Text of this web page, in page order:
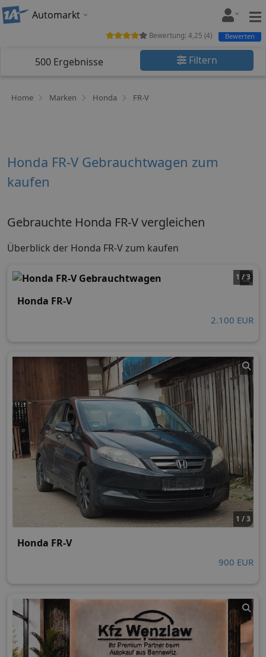
Automarkt
500 Ergebnisse Filtern
Home Marken Honda FR-V
Bewertung: 4,25 (4) Bewerten
Honda FR-V Gebrauchtwagen zum
kaufen
Gebrauchte Honda FR-V vergleichen
Überblick der Honda FR-V zum kaufen
1 / 3
Honda FR-V
2.100 EUR
1 / 3
Honda FR-V
900 EUR